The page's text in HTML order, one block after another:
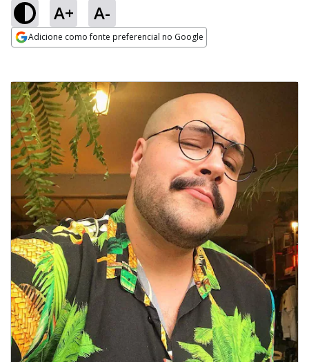
A+ A-
Adicione como fonte preferencial no Google